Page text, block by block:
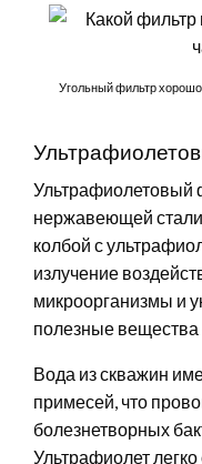
Угольный фильтр
Ультрафиолетовый
нержавеющей стали
колбой с
излучение
микроорганизмы и
полезные вещества
Вода из скважин
примесей, что
болезнетворных
Ультрафиолет